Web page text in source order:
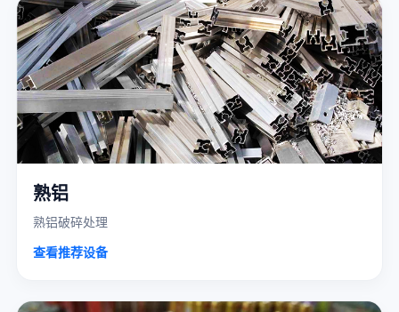
熟铝
熟铝破碎处理
查看推荐设备